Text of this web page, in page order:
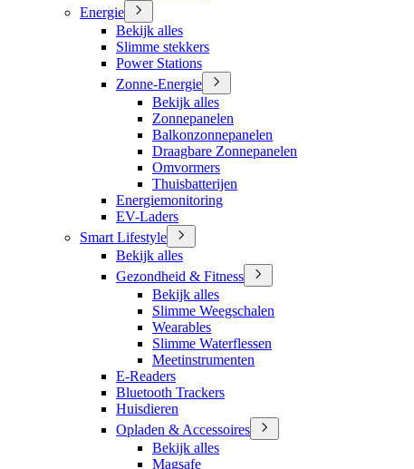
Energie
Bekijk alles
Slimme stekkers
Power Stations
Zonne-Energie
Bekijk alles
Zonnepanelen
Balkonzonnepanelen
Draagbare Zonnepanelen
Omvormers
Thuisbatterijen
Energiemonitoring
EV-Laders
Smart Lifestyle
Bekijk alles
Gezondheid & Fitness
Bekijk alles
Slimme Weegschalen
Wearables
Slimme Waterflessen
Meetinstrumenten
E-Readers
Bluetooth Trackers
Huisdieren
Opladen & Accessoires
Bekijk alles
Magsafe